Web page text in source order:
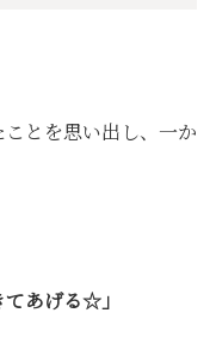
とを思い出し、一か
てあげる☆」